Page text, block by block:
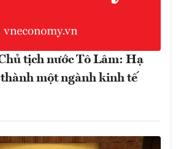
tịch nước Tô Lâm: Hạ
một ngành kinh tế